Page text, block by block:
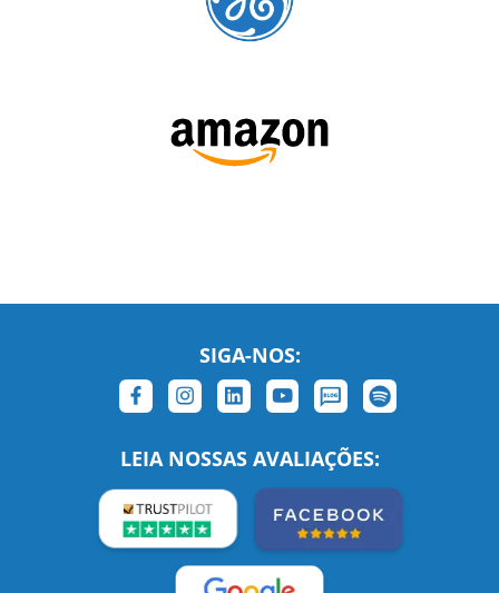
SIGA-NOS:
LEIA NOSSAS AVALIAÇÕES: